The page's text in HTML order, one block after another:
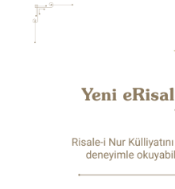
Dipnot-2
Acele
Mazeret
Sebebi Nedir ?